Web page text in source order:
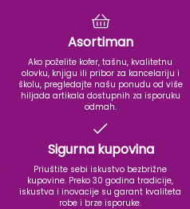
Asortiman
Ako poželite kofer, tašnu, kvalitetnu
olovku, knjigu ili pribor za kancelariju i
školu, pregledajte našu ponudu od više
hiljada artikala dostupnih za isporuku
odmah.
Sigurna kupovina
Priuštite sebi iskustvo bezbrižne
kupovine. Preko 30 godina tradicije,
iskustva i inovacije su garant kvaliteta
robe i brze isporuke.